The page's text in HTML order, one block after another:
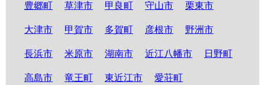
豊郷町
草津市 甲良町 守山市 栗東市
大津市 甲賀市 多賀町 彦根市 野洲市
長浜市 米原市 湖南市 近江八幡市 日野町
高島市 竜王町 東近江市 愛荘町